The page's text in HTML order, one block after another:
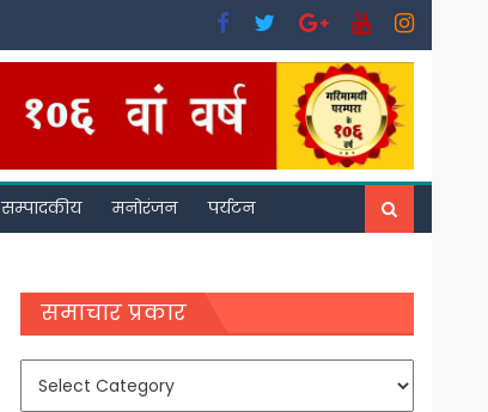
सम्पादकीय मनोरंजन पर्यटन
समाचार प्रकार
समाचार